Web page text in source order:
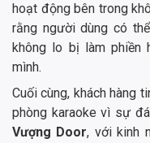
hoạt động bên trong
rằng người dùng có
không lo bị làm phiền
mình.
Cuối cùng, khách hàng
phòng karaoke vì sự
Vượng Door, với kinh